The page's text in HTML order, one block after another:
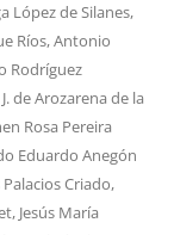
López de Silanes,
Ríos,Antonio
Rodríguez
de Arozarena de la
Rosa Pereira
Eduardo Anegón
Criado,
, Jesús María